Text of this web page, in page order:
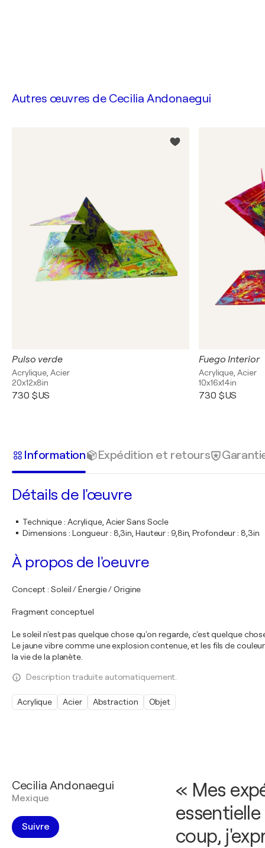
Autres œuvres de Cecilia Andonaegui
Pulso verde
Acrylique, Acier
20x12x8in
730 $US
Fuego Interior
Acrylique, Acier
10x16x14in
730 $US
Information Expédition et retours
Détails de l'œuvre
Technique: Acrylique, Acier Sans Socle
Dimensions : Longueur : 8,3in, Hauteur : 9,8in, Profondeur : 8,3in
À propos de l'oeuvre
Concept : Soleil / Énergie / Origine
Fragment conceptuel
Le soleil n'est pas quelque chose qu'on regarde, c'est quelque
Le jaune vibre comme une explosion contenue, et les fils de
la vie de la planète.
Description traduite automatiquement.
Acrylique Acier Abstraction Objet
Cecilia Andonaegui
Mexique
Suivre
« Mes
coup,